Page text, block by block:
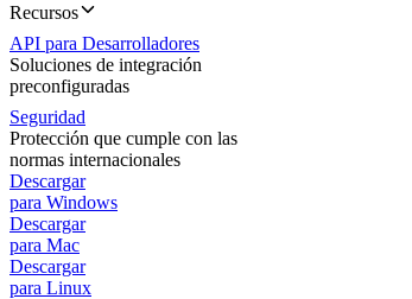
Recursos
API para Desarrolladores
Soluciones de integración
preconfiguradas
Seguridad
Protección que cumple con las
normas internacionales
Descargar
para Windows
Descargar
para Mac
Descargar
para Linux